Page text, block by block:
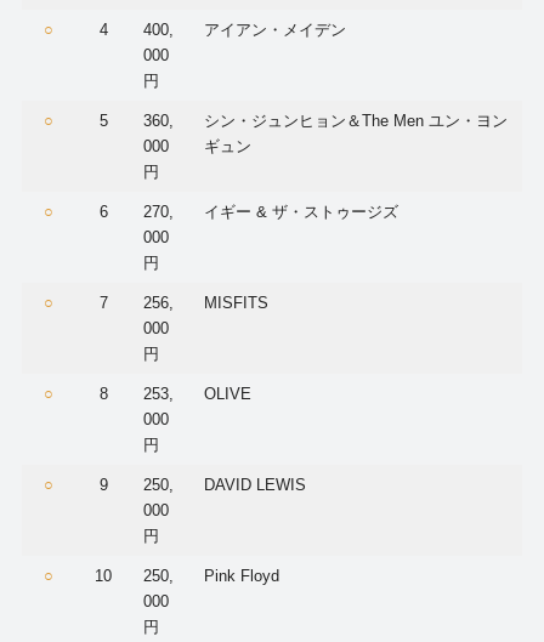
○ 4
400,
000
円
アイアン・メイデン
○ 5
360,
000
円
シン・ジュンヒョン＆The Men ユン・ヨン
ギュン
○ 6
270,
000
円
イギー & ザ・ストゥージズ
○ 7
256,
000
円
MISFITS
○ 8
253,
000
円
OLIVE
○ 9
250,
000
円
DAVID LEWIS
○ 10
250,
000
円
Pink Floyd